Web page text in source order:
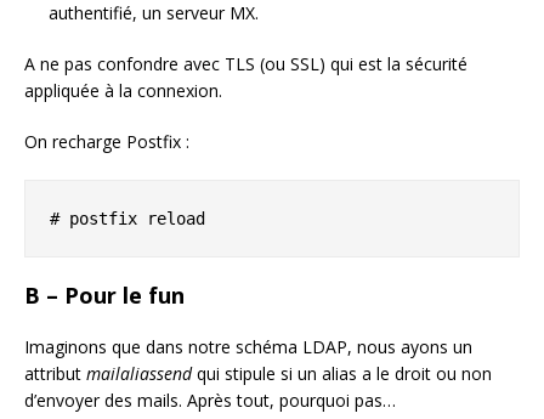
authentifié, un serveur MX.
A ne pas confondre avec TLS (ou SSL) qui est la sécurité
appliquée à la connexion.
On recharge Postfix :
# postfix reload
B – Pour le fun
Imaginons que dans notre schéma LDAP, nous ayons un
attribut mailaliassendqui stipule si un alias a le droit ou non
d’envoyer des mails. Après tout, pourquoi pas…